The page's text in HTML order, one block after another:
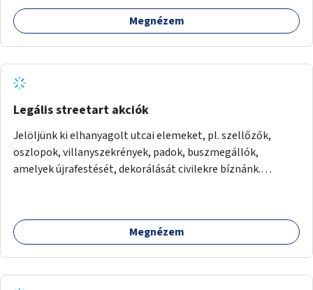
Megnézem
Legális streetart akciók
Jelöljünk ki elhanyagolt utcai elemeket, pl. szellőzők,
oszlopok, villanyszekrények, padok, buszmegállók,
amelyek újrafestését, dekorálását civilekre bíznánk.
Megnézem